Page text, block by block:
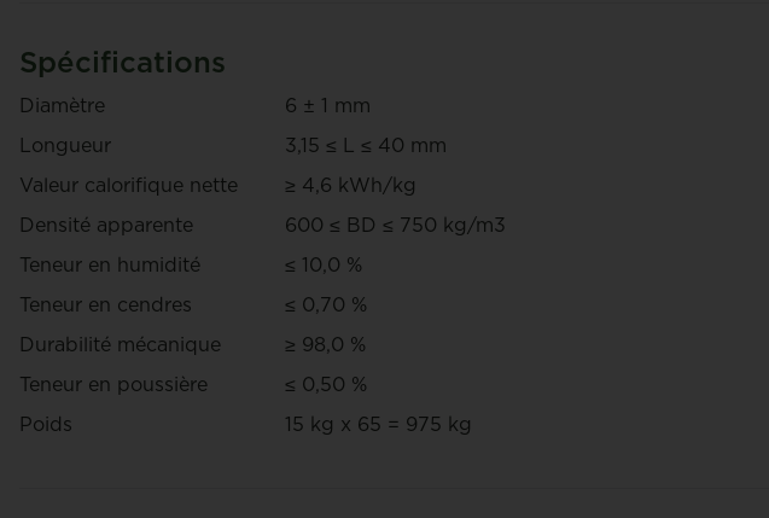
Spécifications
Diamètre
6 ± 1 mm
Longueur
3,15 ≤ L ≤ 40 mm
Valeur calorifique nette
≥ 4,6 kWh/kg
Densité apparente
600 ≤ BD ≤ 750 kg/m3
Teneur en humidité
≤ 10,0 %
Teneur en cendres
≤ 0,70 %
Durabilité mécanique
≥ 98,0 %
Teneur en poussière
≤ 0,50 %
Poids
15 kg x 65 = 975 kg
€ 483
/ palette
palette